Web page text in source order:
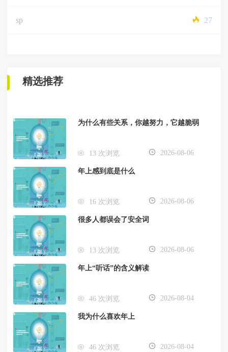
sp 27
精选推荐
为什么有些关系，你越努力，它越脆弱
13 次浏览 2026-08-06
年上感到底是什么
16 次浏览 2026-08-06
很多人都误会了安全词
13 次浏览 2026-08-06
年上“听话”的含义解读
46 次浏览 2026-08-04
我为什么喜欢年上
46 次浏览 2026-08-04